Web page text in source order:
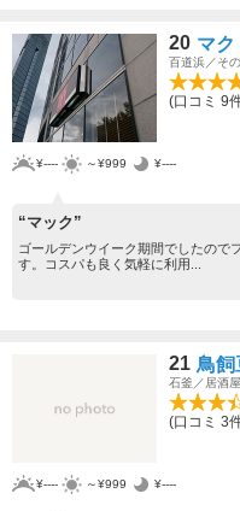
20 マ
百道浜／そ
(口コミ 9
¥---- ～¥999 ¥----
“マック”
ゴールデンウイーク期間でしたので
す。コスパも良く気軽に利用...
21 鳥飼
石釜／居酒屋
(口コミ 3
¥---- ～¥999 ¥----